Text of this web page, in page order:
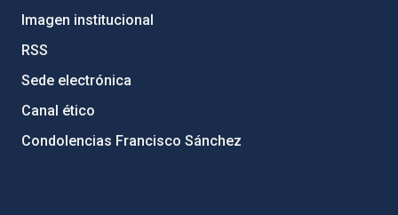
Imagen institucional
RSS
Sede electrónica
Canal ético
Condolencias Francisco Sánchez